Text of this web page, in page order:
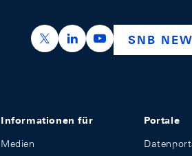
https://x.com/snb_bns
https://https://
SNB
Informationen für
Medien
Portale